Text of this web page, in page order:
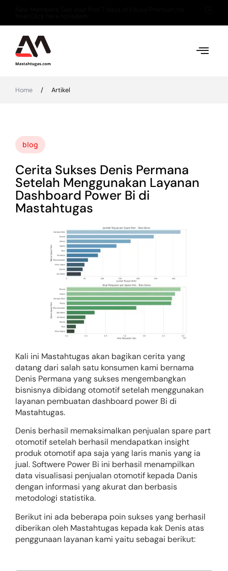
Home / Artikel
blog
Cerita Sukses Denis Permana
Setelah Menggunakan Layanan
Dashboard Power Bi di
Mastahtugas
Kali ini Mastahtugas akan bagikan cerita yang
datang dari salah satu konsumen kami bernama
Denis Permana yang sukses mengembangkan
bisnisnya dibidang otomotif setelah menggunakan
layanan pembuatan dashboard power Bi di
Mastahtugas.
Denis berhasil memaksimalkan penjualan spare part
otomotif setelah berhasil mendapatkan insight
produk otomotif apa saja yang laris manis yang ia
jual. Softwere Power Bi ini berhasil menampilkan
data visualisasi penjualan otomotif kepada Danis
dengan informasi yang akurat dan berbasis
metodologi statistika.
Berikut ini ada beberapa poin sukses yang berhasil
diberikan oleh Mastahtugas kepada kak Denis atas
penggunaan layanan kami yaitu sebagai berikut: